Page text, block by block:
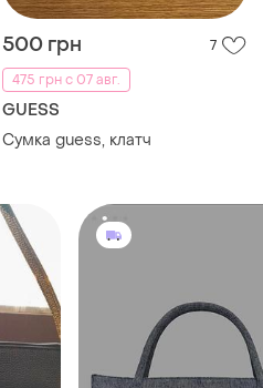
500 грн
7
475 грн с 07 авг.
GUESS
Сумка guess, клатч